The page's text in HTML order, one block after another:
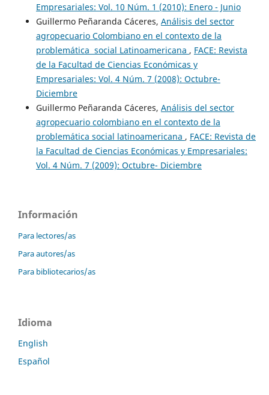
Empresariales: Vol. 10 Núm. 1 (2010): Enero - Junio
Guillermo Peñaranda Cáceres, Análisis del sector
agropecuario Colombiano en el contexto de la
problemática social Latinoamericana , FACE: Revista
de la Facultad de Ciencias Económicas y
Empresariales: Vol. 4 Núm. 7 (2008): Octubre-
Diciembre
Guillermo Peñaranda Cáceres, Análisis del sector
agropecuario colombiano en el contexto de la
problemática social latinoamericana , FACE: Revista de
la Facultad de Ciencias Económicas y Empresariales:
Vol. 4 Núm. 7 (2009): Octubre- Diciembre
Información
Para lectores/as
Para autores/as
Para bibliotecarios/as
Idioma
English
Español